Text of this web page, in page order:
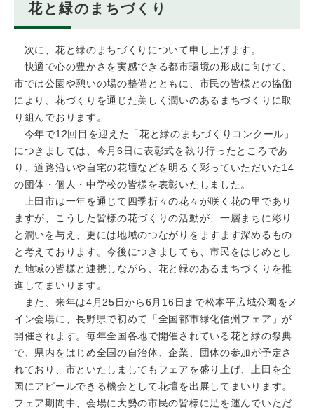
花と緑のまちづくり
次に、花と緑のまちづくりについて申し上げます。
快適で心の豊かさを実感できる都市環境の形成に向けて、
市では公園や憩いの場の整備とともに、市民の皆様との協働
により、花づくりを通じた美しく潤いのあるまちづくりに取
り組んでおります。
今年で12回目を迎えた「花と緑のまちづくりコンクール」
につきましては、今月6日に表彰式を執り行ったところであ
り、道路沿いや自宅の花壇などを明るく彩っていただいた14
の団体・個人・中学校の皆様を表彰いたしました。
上田市は一年を通じて四季折々の花々が咲く花の里であり
ますが、こうした皆様の花づくりの活動が、一層まちに彩り
と潤いを与え、更には地域のつながりをますます深めるもの
と考えております。今後につきましても、市民をはじめとし
た地域の皆様と連携しながら、花と緑のあるまちづくりを推
進してまいります。
また、来年は4月25日から6月16日まで松本平広域公園をメ
イン会場に、長野県で初めて「全国都市緑化信州フェア」が
開催されます。毎年全国各地で開催されている花と緑の祭典
で、県内をはじめ全国の自治体、企業、団体の参加が予定さ
れており、市といたしましてもフェアを盛り上げ、上田を全
国にアピールできる機会として花壇を出展してまいります。
フェア期間中、会場に大勢の市民の皆様に足を運んでいただ